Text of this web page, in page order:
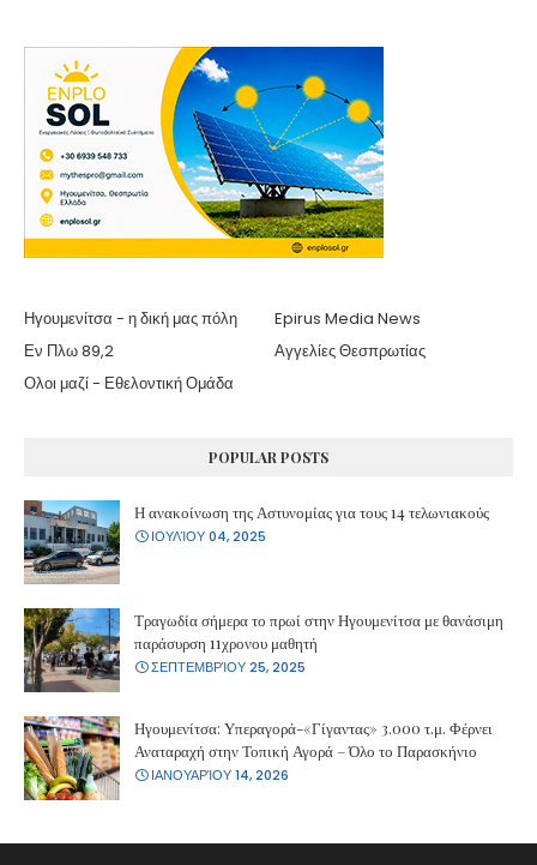
Ηγουμενίτσα - η δική μας πόλη
Epirus Media News
Εν Πλω 89,2
Αγγελίες Θεσπρωτίας
Ολοι μαζί - Εθελοντική Ομάδα
POPULAR POSTS
Η ανακοίνωση της Αστυνομίας για τους 14 τελωνιακούς
ΙΟΥΛΊΟΥ 04, 2025
Τραγωδία σήμερα το πρωί στην Ηγουμενίτσα με θανάσιμη
παράσυρση 11χρονου μαθητή
ΣΕΠΤΕΜΒΡΊΟΥ 25, 2025
Ηγουμενίτσα: Υπεραγορά-«Γίγαντας» 3.000 τ.μ. Φέρνει
Αναταραχή στην Τοπική Αγορά – Όλο το Παρασκήνιο
ΙΑΝΟΥΑΡΊΟΥ 14, 2026